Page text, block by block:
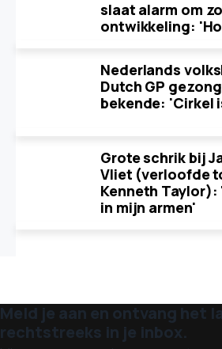
slaat alarm om
ontwikkeling:
Nederlands
Dutch GP
bekende: 'Cirkel
Grote schrik bij
Vliet (verloofde
Kenneth
in mijn armen'
Meld je aan en ontvang het
rechtstreeks in je inbox.